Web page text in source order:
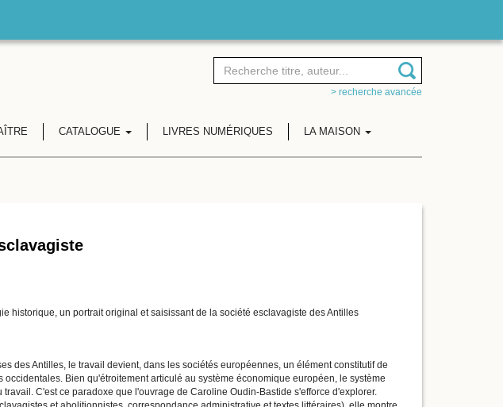
> recherche avancée
CATALOGUE LIVRES NUMÉRIQUES LA MAISON
historique, un portrait original et saisissant de la société esclavagiste des Antilles
des Antilles, le travail devient, dans les sociétés européennes, un élément constitutif de
Bien qu'étroitement articulé au système économique européen, le système
C'est ce paradoxe que l'ouvrage de Caroline Oudin-Bastide s'efforce d'explorer.